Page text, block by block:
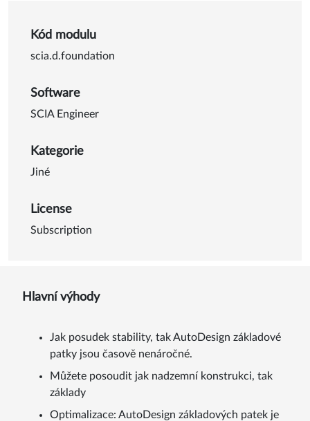
Kód modulu
scia.d.foundation
Software
SCIA Engineer
Kategorie
Jiné
License
Subscription
Hlavní výhody
Jak posudek stability, tak AutoDesign základové
patky jsou časově nenáročné.
Můžete posoudit jak nadzemní konstrukci, tak
základy
Optimalizace: AutoDesign základových patek je